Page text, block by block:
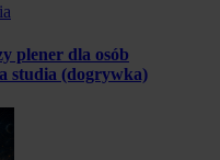
plener dla osób
studia (dogrywka)